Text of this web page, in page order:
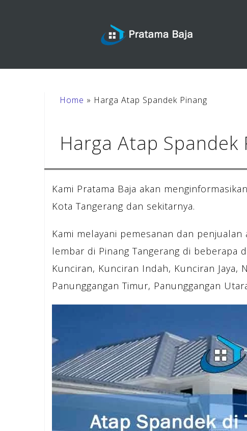
Home » Harga Atap Spandek Pinang
Harga Atap Spandek
Kami Pratama Baja akan
Kota Tangerang dan sekitarnya.
Kami melayani pemesanan dan
lembar di Pinang Tangerang di beberapa
Kunciran, Kunciran Indah, Kunciran Jaya,
Panunggangan Timur, Panunggangan